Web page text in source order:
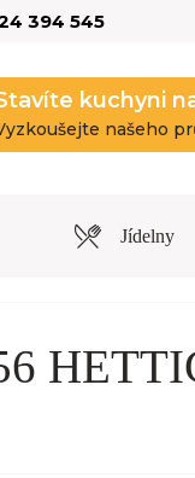
394 545
kuchyni
našeho
Jídelny